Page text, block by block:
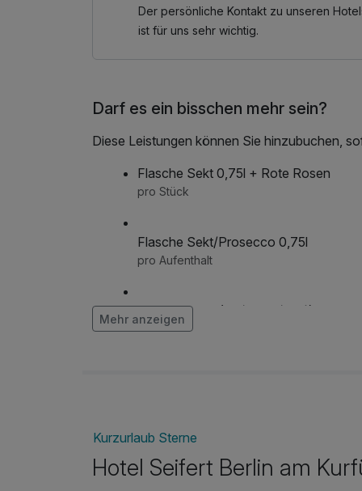
Der persönliche Kontakt zu unseren
ist für uns sehr wichtig.
Darf es ein bisschen mehr sein?
Diese Leistungen können Sie hinzubuchen,
Flasche Sekt 0,75l + Rote Rosen
pro Stück
Flasche Sekt/Prosecco 0,75l
pro Aufenthalt
Flasche Wein (rot/weiss/rosé) 0,75l
pro Aufenthalt
pro Aufenthalt
Mehr anzeigen
Kurzurlaub Sterne
Hotel Seifert Berlin am